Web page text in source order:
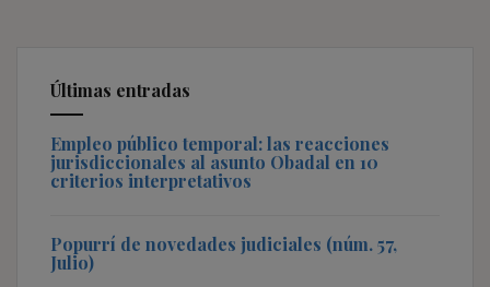
Últimas entradas
Empleo público temporal: las reacciones
jurisdiccionales al asunto Obadal en 10
criterios interpretativos
Popurrí de novedades judiciales (núm. 57,
Julio)